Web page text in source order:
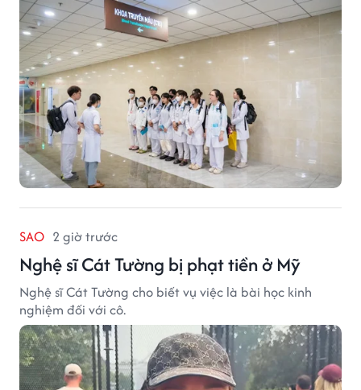
SAO 2 giờ trước
Nghệ sĩ Cát Tường bị phạt tiền ở Mỹ
Nghệ sĩ Cát Tường cho biết vụ việc là bài học kinh
nghiệm đối với cô.